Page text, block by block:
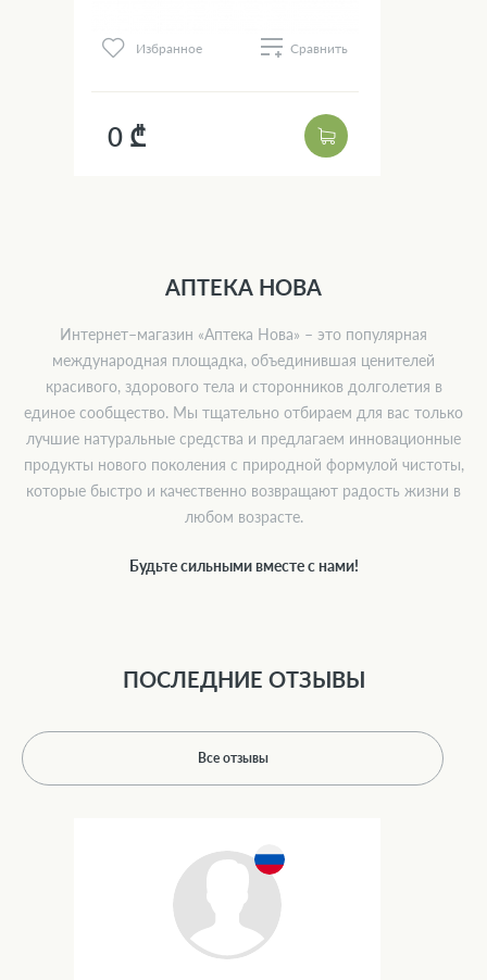
Избранное Сравнить
0 ₾
АПТЕКА НОВА
Интернет–магазин «Аптека Нова» – это популярная
международная площадка, объединившая ценителей
красивого, здорового тела и сторонников долголетия в
единое сообщество. Мы тщательно отбираем для вас только
лучшие натуральные средства и предлагаем инновационные
продукты нового поколения с природной формулой чистоты,
которые быстро и качественно возвращают радость жизни в
любом возрасте.
Будьте сильными вместе с нами!
ПОСЛЕДНИЕ ОТЗЫВЫ
Все отзывы